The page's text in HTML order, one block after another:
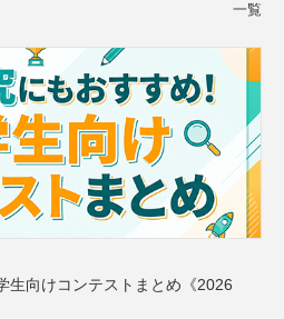
一覧
生向けコンテストまとめ《2026